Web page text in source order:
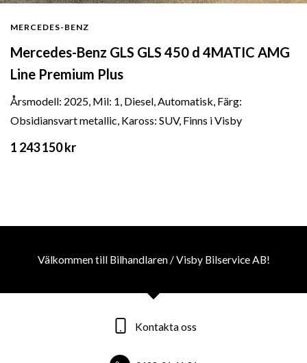
MERCEDES-BENZ
Mercedes-Benz GLS GLS 450 d 4MATIC AMG
Line Premium Plus
Årsmodell: 2025, Mil: 1, Diesel, Automatisk, Färg:
Obsidiansvart metallic, Kaross: SUV, Finns i Visby
1 243 150 kr
Välkommen till Bilhandlaren / Visby Bilservice AB!
Kontakta oss